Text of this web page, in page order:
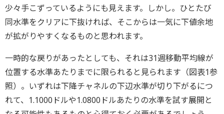
少々手こずっているようにも見えます。しかし。ひとたび
同水準をクリアに下抜ければ、そこからは一気に下値余地
が拡がりやすくなるものと思われます。
一時的な戻りがあったとしても、それは31週移動平均線が
位置する水準あたりまでに限られると見られます（図表1参
照）。いずれは下降チャネルの下辺水準が切り下がるにつ
れて、1.1000ドルや1.0800ドルあたりの水準を試す展開と